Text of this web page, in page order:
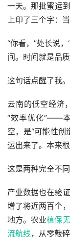
一天。那批蜜运到
上印了三个字：当
“你看，”处长说
间。时间就是品
这句话点醒了我。
云南的低空经济
“效率优化”——
空，是“可能性
运出来了。本来
这是两种完全不同
产业数据也在验
增了将近两百个
地方。农业植保
流航线，从零敲